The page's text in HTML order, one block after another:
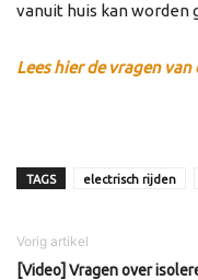
vanuit huis kan worden
Lees hier de vragen van
TAGS electrisch rijden
Vorig artikel
[Video] Vragen over